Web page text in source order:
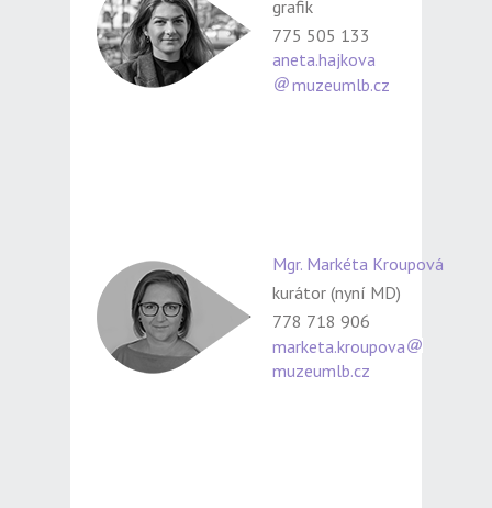
grafik
775 505 133
aneta.hajkova
muzeumlb.cz
Mgr. Markéta Kroupová
kurátor (nyní MD)
778 718 906
marketa.kroupova
muzeumlb.cz